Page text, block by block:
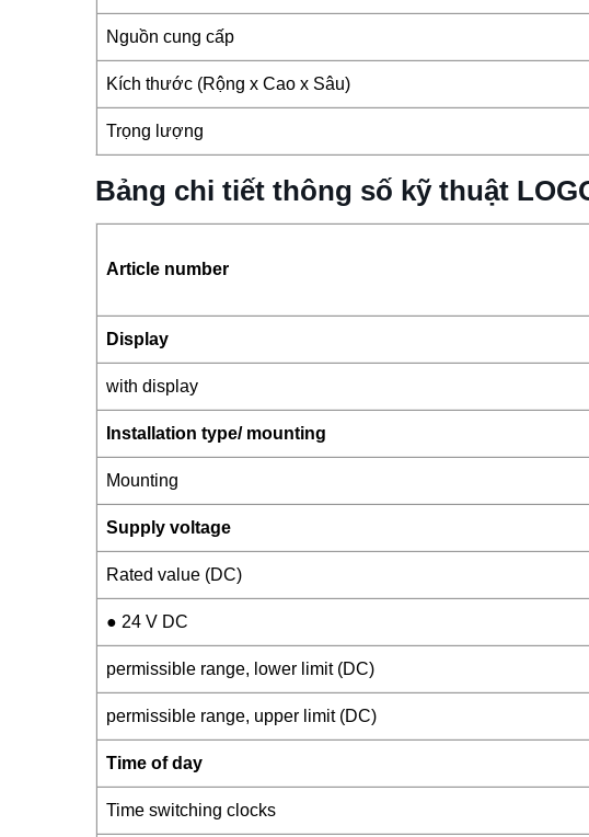
Nguồn cung cấp
Kích thước (Rộng x Cao x Sâu)
Trọng lượng
Bảng chi tiết thông số kỹ thuật
Article number
Display
with display
Installation type/ mounting
Mounting
Supply voltage
Rated value (DC)
● 24 V DC
permissible range, lower limit (DC)
permissible range, upper limit (DC)
Time of day
Time switching clocks